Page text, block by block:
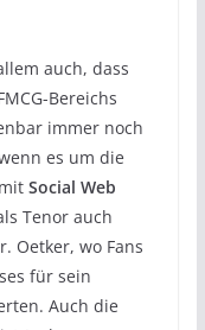
auch, dass
Bereichs
immer noch
es um die
Social Web
Tenor auch
Oetker, wo Fans
für sein
Auch die